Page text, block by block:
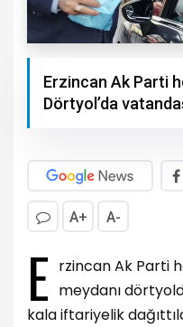
Erzincan Ak Parti
Dörtyol’da
A+ A-
E rzincan Ak Parti
meydanı
kala iftariyelik